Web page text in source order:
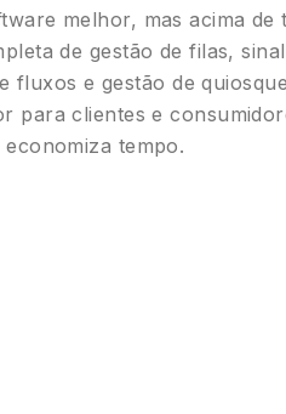
melhor, mas acima de
de gestão de filas,
fluxos e gestão de
para clientes e
tempo.